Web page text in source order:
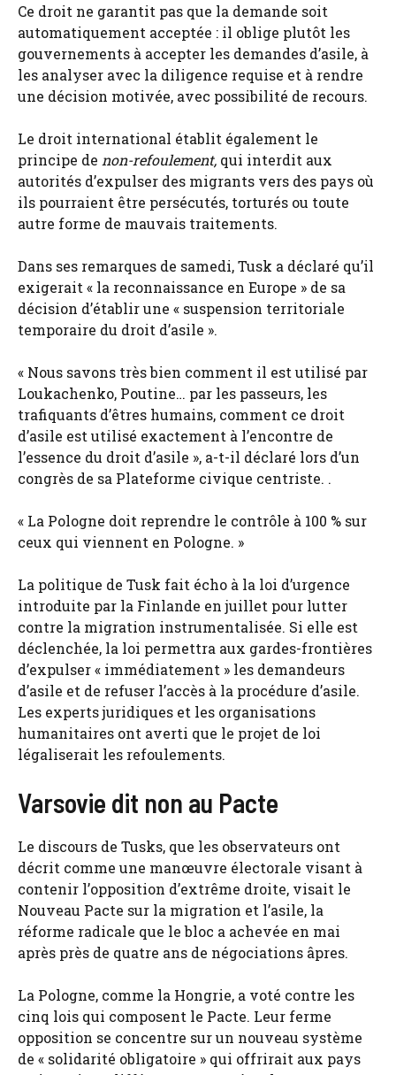
Ce droit ne garantit pas que la demande soit
automatiquement acceptée : il oblige plutôt les
gouvernements à accepter les demandes d’asile, à
les analyser avec la diligence requise et à rendre
une décision motivée, avec possibilité de recours.
Le droit international établit également le
principe de non-refoulement, qui interdit aux
autorités d’expulser des migrants vers des pays où
ils pourraient être persécutés, torturés ou toute
autre forme de mauvais traitements.
Dans ses remarques de samedi, Tusk a déclaré qu’il
exigerait « la reconnaissance en Europe » de sa
décision d’établir une « suspension territoriale
temporaire du droit d’asile ».
« Nous savons très bien comment il est utilisé par
Loukachenko, Poutine… par les passeurs, les
trafiquants d’êtres humains, comment ce droit
d’asile est utilisé exactement à l’encontre de
l’essence du droit d’asile », a-t-il déclaré lors d’un
congrès de sa Plateforme civique centriste. .
« La Pologne doit reprendre le contrôle à 100 % sur
ceux qui viennent en Pologne. »
La politique de Tusk fait écho à la loi d’urgence
introduite par la Finlande en juillet pour lutter
contre la migration instrumentalisée. Si elle est
déclenchée, la loi permettra aux gardes-frontières
d’expulser « immédiatement » les demandeurs
d’asile et de refuser l’accès à la procédure d’asile.
Les experts juridiques et les organisations
humanitaires ont averti que le projet de loi
légaliserait les refoulements.
Varsovie dit non au Pacte
Le discours de Tusks, que les observateurs ont
décrit comme une manœuvre électorale visant à
contenir l’opposition d’extrême droite, visait le
Nouveau Pacte sur la migration et l’asile, la
réforme radicale que le bloc a achevée en mai
après près de quatre ans de négociations âpres.
La Pologne, comme la Hongrie, a voté contre les
cinq lois qui composent le Pacte. Leur ferme
opposition se concentre sur un nouveau système
de « solidarité obligatoire » qui offrirait aux pays